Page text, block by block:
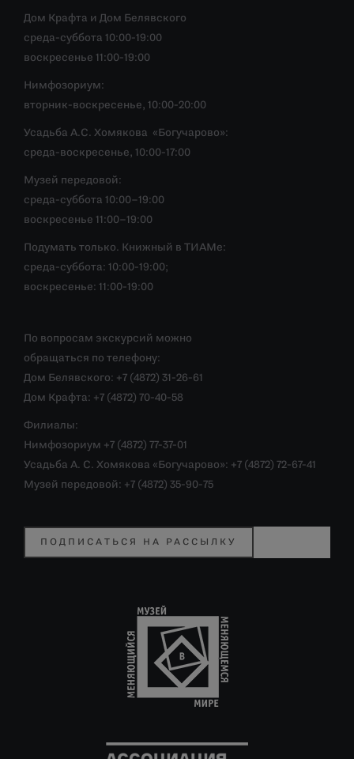
Дом Крафта и Дом Белявского
среда-суббота 10:00-19:00
воскресенье 11:00-19:00
Нимфозориум:
вторник-воскресенье, 10:00-20:00
Усадьба А.С. Хомякова «Богучарово»:
среда-воскресенье, 10:00-17:00
Музей передовой:
среда-суббота 10:00–19:00
воскресенье 11:00–19:00
Подумать только. Книжный в ТИАМе:
среда-суббота: 10:00-19:00;
воскресенье: 11:00-19:00
По вопросам экскурсий можно
обращаться по телефону:
Дом Белявского: +7 (4872) 31-26-61
Дом Крафта: +7 (4872) 70-40-58
Филиалы:
Нимфозориум +7 (4872) 77-37-01
Усадьба А. С. Хомякова «Богучарово»: +7 (4872) 72-67-41
Музей передовой: +7 (4872) 35-90-75
ПОДПИСАТЬСЯ НА РАССЫЛКУ